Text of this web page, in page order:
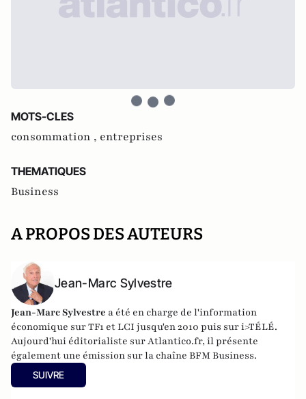
MOTS-CLES
consommation , entreprises
THEMATIQUES
Business
A PROPOS DES AUTEURS
Jean-Marc Sylvestre
Jean-Marc Sylvestre a été en charge de l'information
économique sur TF1 et LCI jusqu'en 2010 puis sur i>TÉLÉ.
Aujourd'hui éditorialiste sur Atlantico.fr, il présente
également une émission sur la chaîne BFM Business.
SUIVRE